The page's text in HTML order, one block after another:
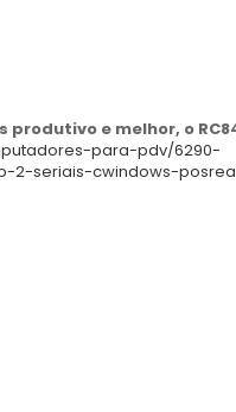
e melhor, o
para-pdv/6290-
2-seriais-cwindows-